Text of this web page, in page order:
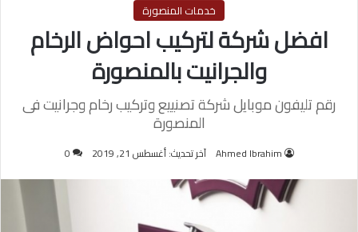
خدمات المنصورة
افضل شركة لتركيب احواض الرخام
والجرانيت بالمنصورة
رقم تليفون موبايل شركة تصنييع وتركيب رخام وجرانيت فى
المنصورة
Ahmed Ibrahim آخر تحديث: أغسطس 21, 2019 0